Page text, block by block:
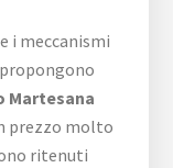
i meccanismi
Martesana
prezzo molto
ritenuti